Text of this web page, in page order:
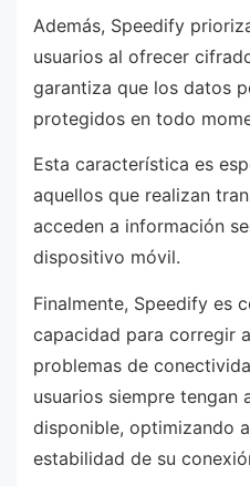
Además, Speedify
usuarios al ofrecer
garantiza que los datos
protegidos en todo
Esta característica es
aquellos que realizan
acceden a información
dispositivo móvil.
Finalmente, Speedify es
capacidad para corregir
problemas de
usuarios siempre tengan
disponible, optimizando
estabilidad de su